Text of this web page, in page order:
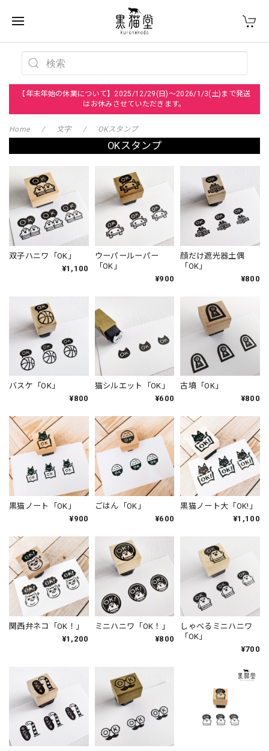
【年末年始の休業について】2025/12/29(日)～2026/1/3(土)まで発送
はお休みさせていただきます。
Home 文字 OKスタンプ
OKスタンプ
双子ハニワ「OK」
¥1,100
ウーパールーパー
「OK」
¥900
顔だけ遮光器土偶
「OK」
¥800
バスケ「OK」
¥800
猫シルエット「OK」
¥600
古墳「OK」
¥800
黒猫ノート「OK」
¥900
ごはん「OK」
¥600
黒猫ノート大「OK!」
¥1,100
関西弁ネコ「OK！」
¥1,200
ミニハニワ「OK！」
¥800
しゃべるミニハニワ
「OK」
¥700